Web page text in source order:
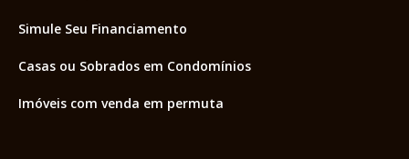
Simule Seu Financiamento
Casas ou Sobrados em Condomínios
Imóveis com venda em permuta